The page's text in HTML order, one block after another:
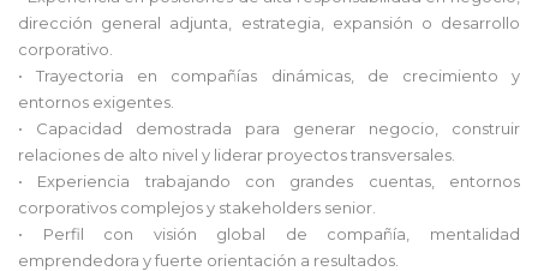
dirección general adjunta, estrategia, expansión o desarrollo
corporativo.
• Trayectoria en compañías dinámicas, de crecimiento y
entornos exigentes.
• Capacidad demostrada para generar negocio, construir
relaciones de alto nivel y liderar proyectos transversales.
• Experiencia trabajando con grandes cuentas, entornos
corporativos complejos y stakeholders senior.
• Perfil con visión global de compañía, mentalidad
emprendedora y fuerte orientación a resultados.